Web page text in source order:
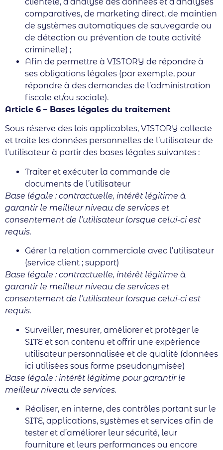
comparatives, de marketing direct, de maintien
de systèmes automatiques de sauvegarde ou
de détection ou prévention de toute activité
criminelle) ;
Afin de permettre à VISTORY de répondre à
ses obligations légales (par exemple, pour
répondre à des demandes de l’administration
fiscale et/ou sociale).
Article 6 – Bases légales du traitement
Sous réserve des lois applicables, VISTORY collecte
et traite les données personnelles de l’utilisateur de
l’utilisateur à partir des bases légales suivantes :
Traiter et exécuter la commande de
documents de l’utilisateur
Base légale : contractuelle, intérêt légitime à
garantir le meilleur niveau de services et
consentement de l’utilisateur lorsque celui-ci est
requis.
Gérer la relation commerciale avec l’utilisateur
(service client ; support)
Base légale : contractuelle, intérêt légitime à
garantir le meilleur niveau de services et
consentement de l’utilisateur lorsque celui-ci est
requis.
Surveiller, mesurer, améliorer et protéger le
SITE et son contenu et offrir une expérience
utilisateur personnalisée et de qualité (données
ici utilisées sous forme pseudonymisée)
Base légale : intérêt légitime pour garantir le
meilleur niveau de services.
Réaliser, en interne, des contrôles portant sur le
SITE, applications, systèmes et services afin de
tester et d’améliorer leur sécurité, leur
fourniture et leurs performances ou encore